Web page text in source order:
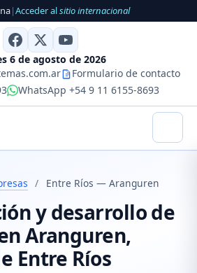
|Acceder alsitio internacional
6 de agosto de 2026
Formulario de contacto
WhatsApp +54 9 11 6155-8693
/ Entre Ríos — Aranguren
y desarrollo de
Aranguren,
Entre Ríos